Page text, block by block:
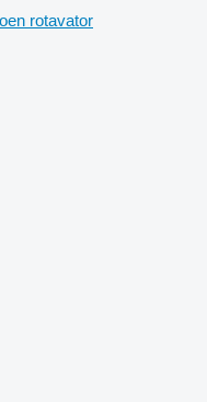
rotavator